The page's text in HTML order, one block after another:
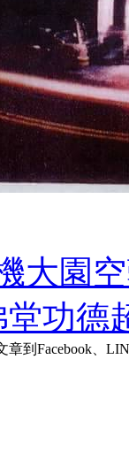
大園
功德
到Facebook、